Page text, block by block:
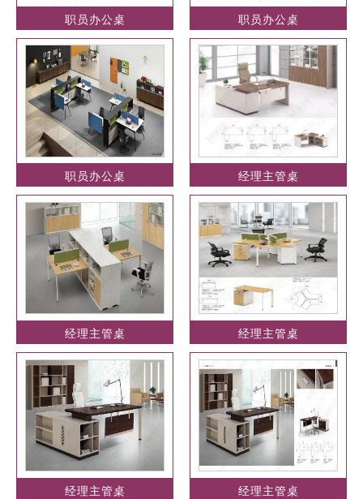
职员办公桌 职员办公桌
职员办公桌 经理主管桌
经理主管桌 经理主管桌
经理主管桌 经理主管桌